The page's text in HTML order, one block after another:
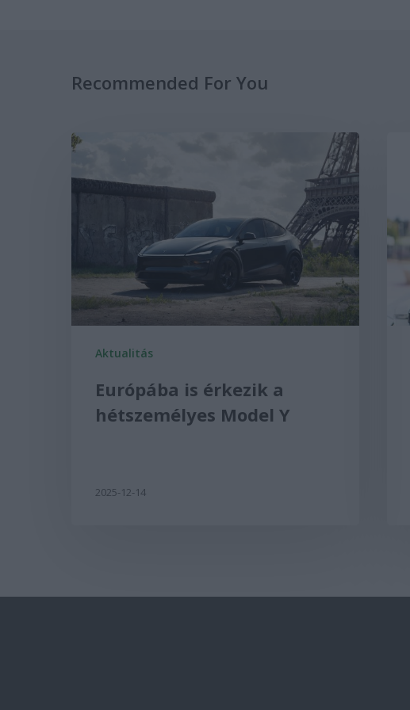
Recommended For You
Aktualitás
Európába is érkezik a
hétszemélyes Model Y
2025-12-14